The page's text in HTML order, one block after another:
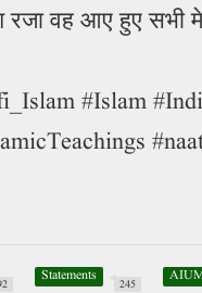
रजा वह आए हुए सभी
#Islam
Statements 245